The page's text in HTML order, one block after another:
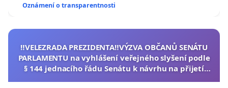
Oznámení o transparentnosti
‼️VELEZRADA PREZIDENTA‼️VÝZVA OBČANŮ SENÁTU
PARLAMENTU na vyhlášení veřejného slyšení podle
§ 144 jednacího řádu Senátu k návrhu na přijetí